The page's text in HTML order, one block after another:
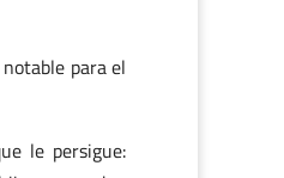
para el
le persigue: